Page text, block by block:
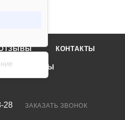
КОНТАКТЫ
БРЕНДЫ
28 ЗАКАЗАТЬ ЗВОНОК